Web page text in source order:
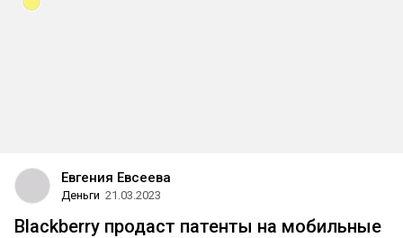
Евгения Евсеева
Деньги 21.03.2023
Blackberry продаст патенты на мобильные